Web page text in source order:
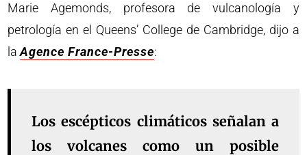
Marie Agemonds, profesora de vulcanología y
petrología en el Queens’ College de Cambridge, dijo a
laAgence France-Presse:
Los escépticos climáticos señalan a
los volcanes como un posible